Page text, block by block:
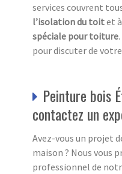
services couvrent
l’isolation du toitet
spéciale pour toiture
pour discuter de
Peinture bois
contactez un
Avez-vous un projet
maison ? Nous vous
professionnel de